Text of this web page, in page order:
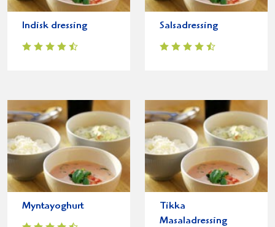
Indisk dressing Salsadressing
Myntayoghurt
Tikka
Masaladressing